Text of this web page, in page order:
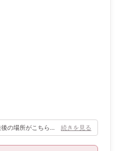
3つの披露宴会場の内、見せていただいた最後の場所がこちらのTHE GRAND ROOMでした。 会場内にオープンキッチンがあり、そこから料理が出てくるので一体感があり良かったです👨🏻‍🍳 招待するゲストの人数も多かった為、圧迫感があるか心配でしたが天井が高くファンもあったからか全く感じませんでした！ そして私たちが大好きなウッド調最高でした🪾🤍 続きを見る